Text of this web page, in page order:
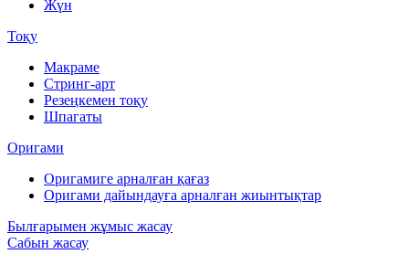
Жүн
Тоқу
Макраме
Стринг-арт
Резеңкемен тоқу
Шпагаты
Оригами
Оригамиге арналған қағаз
Оригами дайындауға арналған жиынтықтар
Былғарымен жұмыс жасау
Сабын жасау